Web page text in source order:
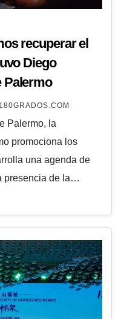
recuperar el
Diego
Palermo
Palermo, la
promociona los
una agenda de
presencia de la…